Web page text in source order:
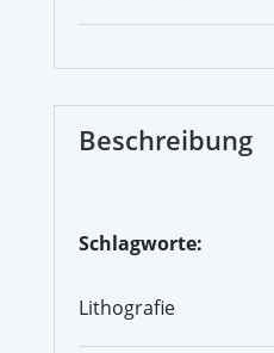
Beschreibung
Schlagworte:
Lithografie